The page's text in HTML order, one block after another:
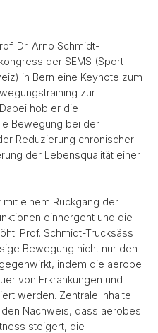
Dr. Arno Schmidt-
der SEMS (Sport-
in Bern eine Keynote zum
zur
hob er die
Bewegung bei der
Reduzierung chronischer
der Lebensqualität einer
einem Rückgang der
einhergeht und die
Prof. Schmidt-Trucksäss
Bewegung nicht nur den
indem die aerobe
von Erkrankungen und
werden. Zentrale Inhalte
Nachweis, dass aerobes
steigert, die